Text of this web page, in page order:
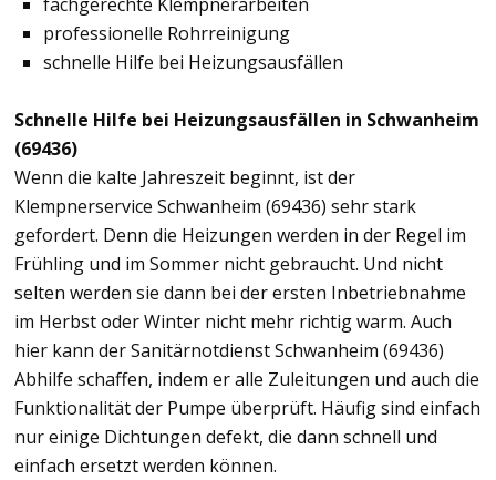
fachgerechte Klempnerarbeiten
professionelle Rohrreinigung
schnelle Hilfe bei Heizungsausfällen
Schnelle Hilfe bei Heizungsausfällen in Schwanheim
(69436)
Wenn die kalte Jahreszeit beginnt, ist der
Klempnerservice Schwanheim (69436) sehr stark
gefordert. Denn die Heizungen werden in der Regel im
Frühling und im Sommer nicht gebraucht. Und nicht
selten werden sie dann bei der ersten Inbetriebnahme
im Herbst oder Winter nicht mehr richtig warm. Auch
hier kann der Sanitärnotdienst Schwanheim (69436)
Abhilfe schaffen, indem er alle Zuleitungen und auch die
Funktionalität der Pumpe überprüft. Häufig sind einfach
nur einige Dichtungen defekt, die dann schnell und
einfach ersetzt werden können.